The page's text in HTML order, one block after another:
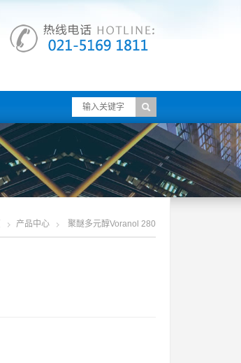
产品中心 聚醚多元醇voranol 280